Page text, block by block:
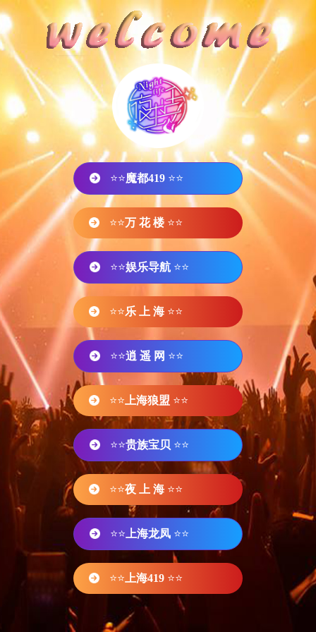
⭐⭐魔都419 ⭐⭐
⭐⭐万 花 楼 ⭐⭐
⭐⭐娱乐导航 ⭐⭐
⭐⭐乐 上 海 ⭐⭐
⭐⭐逍 遥 网 ⭐⭐
⭐⭐ 上海狼盟 ⭐⭐
⭐⭐贵族宝贝 ⭐⭐
⭐⭐夜 上 海 ⭐⭐
⭐⭐ 上海龙凤 ⭐⭐
⭐⭐ 上海419 ⭐⭐